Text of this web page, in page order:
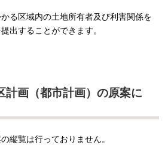
る区域内の土地所有者及び利害関係を
出することができます。
計画（都市計画）の原案に
縦覧は行っておりません。